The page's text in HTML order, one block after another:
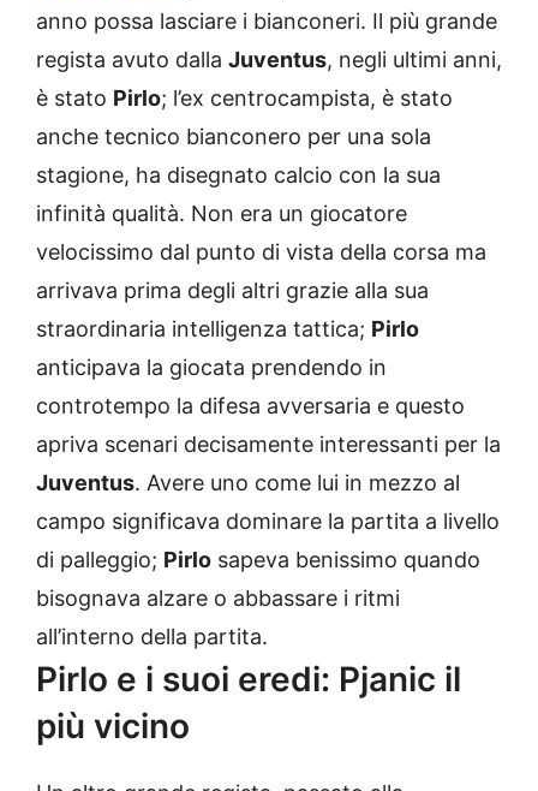
anno possa lasciare i bianconeri. Il più grande
regista avuto dalla Juventus, negli ultimi anni,
è stato Pirlo; l’ex centrocampista, è stato
anche tecnico bianconero per una sola
stagione, ha disegnato calcio con la sua
infinità qualità. Non era un giocatore
velocissimo dal punto di vista della corsa ma
arrivava prima degli altri grazie alla sua
straordinaria intelligenza tattica; Pirlo
anticipava la giocata prendendo in
controtempo la difesa avversaria e questo
apriva scenari decisamente interessanti per la
Juventus. Avere uno come lui in mezzo al
campo significava dominare la partita a livello
di palleggio; Pirlo sapeva benissimo quando
bisognava alzare o abbassare i ritmi
all’interno della partita.
Pirlo e i suoi eredi: Pjanic il
più vicino